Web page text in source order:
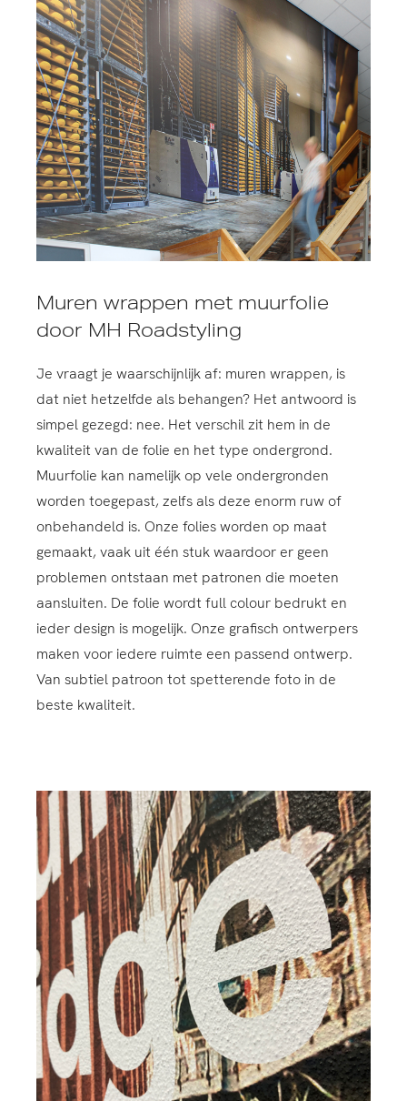
Muren wrappen met muurfolie
door MH Roadstyling
Je vraagt je waarschijnlijk af: muren wrappen, is
dat niet hetzelfde als behangen? Het antwoord is
simpel gezegd: nee. Het verschil zit hem in de
kwaliteit van de folie en het type ondergrond.
Muurfolie kan namelijk op vele ondergronden
worden toegepast, zelfs als deze enorm ruw of
onbehandeld is. Onze folies worden op maat
gemaakt, vaak uit één stuk waardoor er geen
problemen ontstaan met patronen die moeten
aansluiten. De folie wordt full colour bedrukt en
ieder design is mogelijk. Onze grafisch ontwerpers
maken voor iedere ruimte een passend ontwerp.
Van subtiel patroon tot spetterende foto in de
beste kwaliteit.